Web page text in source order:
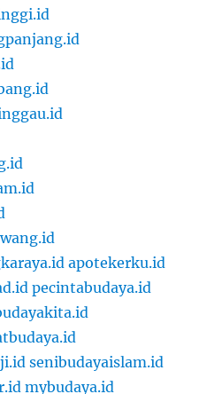
apotekerku.id
pecintabudaya.id
senibudayaislam.id
mybudaya.id